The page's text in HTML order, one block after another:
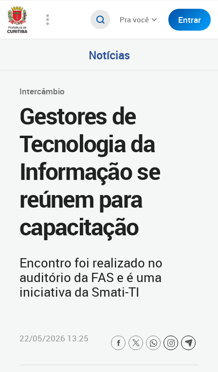
Pra você Entrar
Notícias
Intercâmbio
Gestores de
Tecnologia da
Informação se
reúnem para
capacitação
Encontro foi realizado no
auditório da FAS e é uma
iniciativa da Smati-TI
22/05/2026 13:25